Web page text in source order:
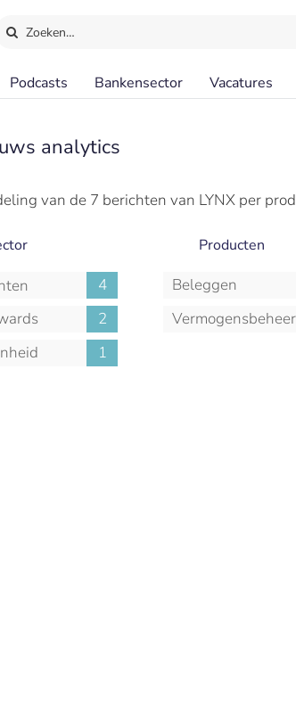
Zoeken…
Podcasts Bankensector Vacatures
analytics
van de 7 berichten van LYNX per
4
2
1
Producten
Beleggen
Vermogensbeheer